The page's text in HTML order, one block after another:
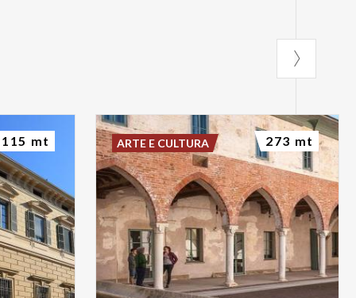
115 mt ARTE E CULTURA 273 mt